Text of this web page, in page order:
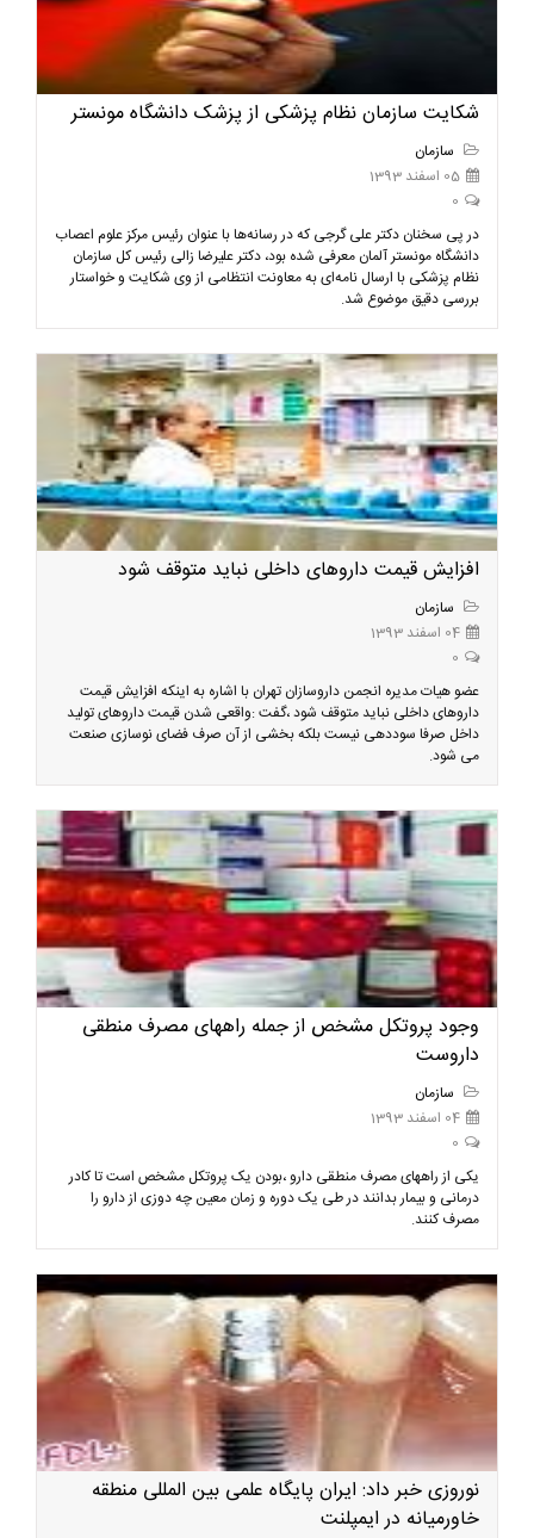
شکایت سازمان نظام پزشکی از پزشک دانشگاه مونستر
سازمان
05 اسفند 1393
0
در پی سخنان دکتر علی گرجی که در رسانه‌ها با عنوان رئیس مرکز علوم اعصاب
دانشگاه مونستر آلمان معرفی شده بود، دکتر علیرضا زالی رئیس کل سازمان
نظام پزشکی با ارسال نامه‌ای به معاونت انتظامی از وی شکایت و خواستار
بررسی دقیق موضوع شد.
افزایش قیمت داروهای داخلی نباید متوقف شود
سازمان
04 اسفند 1393
0
عضو هیات مدیره انجمن داروسازان تهران با اشاره به اینکه افزایش قیمت
داروهای داخلی نباید متوقف شود ،گفت :واقعی شدن قیمت داروهای تولید
داخل صرفا سوددهی نیست بلکه بخشی از آن صرف فضای نوسازی صنعت
می شود.
وجود پروتکل مشخص از جمله راههای مصرف منطقی
داروست
سازمان
04 اسفند 1393
0
یکی از راههای مصرف منطقی دارو ،بودن یک پروتکل مشخص است تا کادر
درمانی و بیمار بدانند در طی یک دوره و زمان معین چه دوزی از دارو را
مصرف کنند.
نوروزی خبر داد: ایران پایگاه علمی بین المللی منطقه
خاورمیانه در ایمپلنت